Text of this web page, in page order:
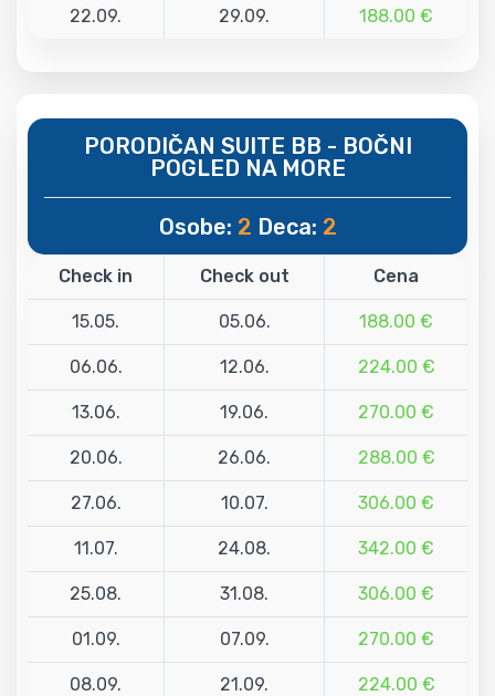
22.09. 29.09. 188.00 €
PORODIČAN SUITE BB - BOČNI
POGLED NA MORE
Osobe: 2 Deca: 2
Check in Check out Cena
15.05. 05.06. 188.00 €
06.06. 12.06. 224.00 €
13.06. 19.06. 270.00 €
20.06. 26.06. 288.00 €
27.06. 10.07. 306.00 €
11.07. 24.08. 342.00 €
25.08. 31.08. 306.00 €
01.09. 07.09. 270.00 €
08.09. 21.09. 224.00 €